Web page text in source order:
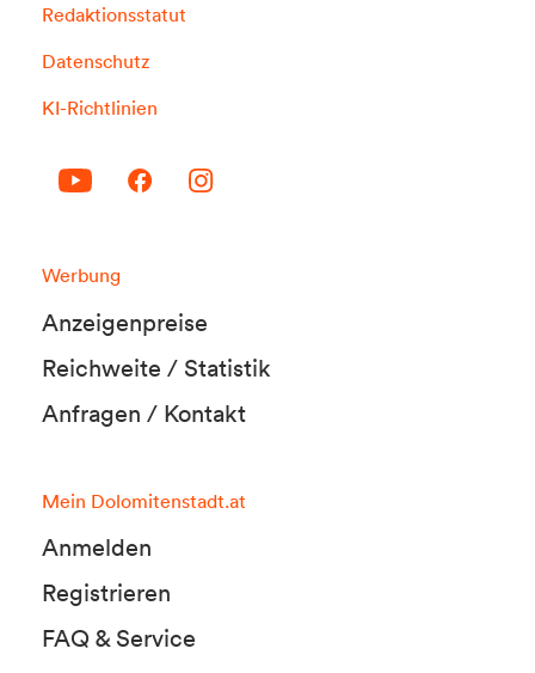
Redaktionsstatut
Datenschutz
KI-Richtlinien
Werbung
Anzeigenpreise
Reichweite / Statistik
Anfragen / Kontakt
Mein Dolomitenstadt.at
Anmelden
Registrieren
FAQ & Service